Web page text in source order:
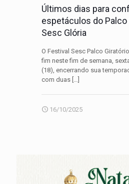
Últimos dias para
espetáculos do Palco
Sesc Glória
O Festival Sesc Palco
fim neste fim de semana,
(18), encerrando sua
com duas
16/10/2025